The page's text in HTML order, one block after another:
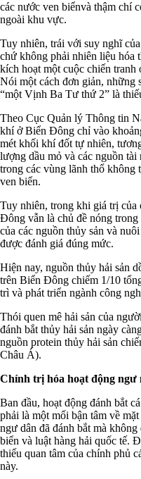
các nước ven biểnvà thậm chí
ngoài khu vực.
Tuy nhiên, trái với suy nghĩ
chứ không phải nhiên liệu hóa
kích hoạt một cuộc chiến
Nói một cách đơn giản, những
“một Vịnh Ba Tư thứ 2” là
Theo Cục Quản lý Thông tin
khí ở Biển Đông chỉ vào
mét khối khí đốt tự nhiên,
lượng dầu mỏ và các nguồn
trong các vùng lãnh thổ không
ven biển.
Tuy nhiên, trong khi giá trị của
Đông vẫn là chủ đề nóng
của các nguồn thủy sản và
được đánh giá đúng mức.
Hiện nay, nguồn thủy hải sản
trên Biển Đông chiếm 1/10
trì và phát triển ngành công
Thói quen mê hải sản của
đánh bắt thủy hải sản ngày
nguồn protein thủy hải sản
Châu Á).
Chính trị hóa hoạt động ngư
Ban đầu, hoạt động đánh bắt
phải là một mối bận tâm về
ngư dân đã đánh bắt mà
biển và luật hàng hải quốc tế.
thiếu quan tâm của chính phủ
này.